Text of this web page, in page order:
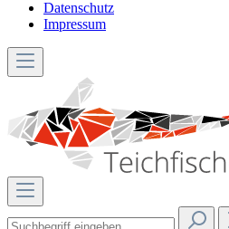
Datenschutz
Impressum